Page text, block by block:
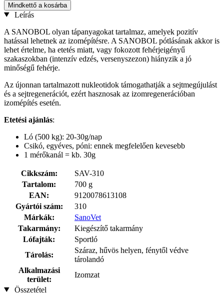
Mindkettő a kosárba
Leírás
A SANOBOL olyan tápanyagokat tartalmaz, amelyek pozitív
hatással lehetnek az izomépítésre. A SANOBOL pótlásának akkor is
lehet értelme, ha etetés miatt, vagy fokozott fehérjeigényű
szakaszokban (intenzív edzés, versenyszezon) hiányzik a jó
minőségű fehérje.
Az újonnan tartalmazott nukleotidok támogathatják a sejtmegújulást
és a sejtregenerációt, ezért hasznosak az izomregenerációban
izomépítés esetén.
Etetési ajánlás:
Ló (500 kg): 20-30g/nap
Csikó, egyéves, póni: ennek megfelelően kevesebb
1 mérőkanál = kb. 30g
Cikkszám:
SAV-310
Tartalom:
700 g
EAN:
9120078613108
Gyártói szám:
310
Márkák:
SanoVet
Takarmány:
Kiegészítő takarmány
Lófajták:
Sportló
Tárolás:
Száraz, hűvös helyen, fénytől védve
tárolandó
Alkalmazási
terület:
Izomzat
Összetétel